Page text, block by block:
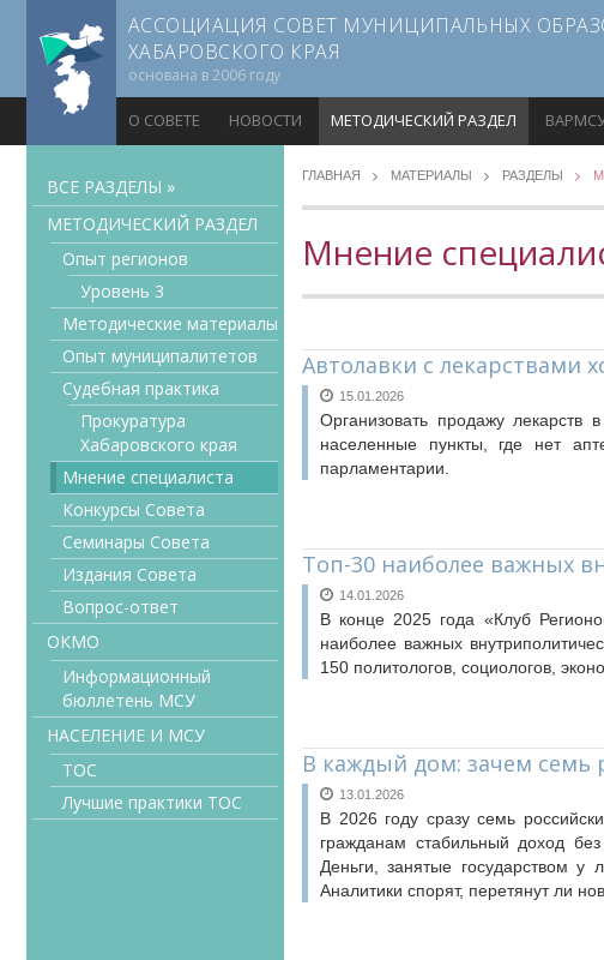
АССОЦИАЦИЯ СОВЕТ МУНИЦИПАЛЬНЫХ
ХАБАРОВСКОГО КРАЯ
основана в 2006 году
О СОВЕТЕ НОВОСТИ МЕТОДИЧЕСКИЙ РАЗДЕЛ
ВСЕ РАЗДЕЛЫ »
МЕТОДИЧЕСКИЙ РАЗДЕЛ
Опыт регионов
Уровень 3
Методические материалы
Опыт муниципалитетов
Судебная практика
Прокуратура
Хабаровского края
Мнение специалиста
Конкурсы Совета
Семинары Совета
Издания Совета
Вопрос-ответ
ОКМО
Информационный
бюллетень МСУ
НАСЕЛЕНИЕ И МСУ
ТОС
Лучшие практики ТОС
ГЛАВНАЯ МАТЕРИАЛЫ РАЗДЕЛЫ
Мнение
Автолавки с лекарствами
15.01.2026
Организовать продажу лекарств
населенные пункты, где нет
парламентарии.
Топ-30 наиболее важных
14.01.2026
В конце 2025 года «Клуб
наиболее важных
150 политологов, социологов,
В каждый дом: зачем семь
13.01.2026
В 2026 году сразу семь
гражданам стабильный доход
Деньги, занятые государством у
Аналитики спорят, перетянут ли